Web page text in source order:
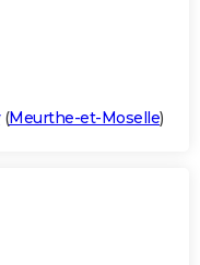
(Meurthe-et-Moselle)